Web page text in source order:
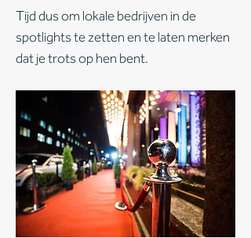
Tijd dus om lokale bedrijven in de
spotlights te zetten en te laten merken
dat je trots op hen bent.